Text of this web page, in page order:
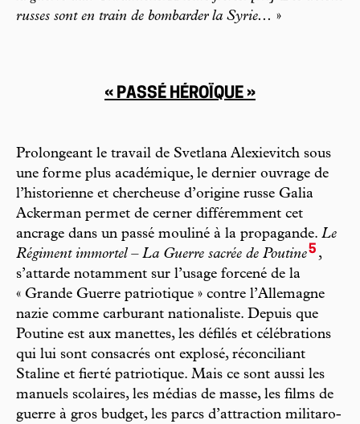
russes sont en train de bombarder la Syrie... »
« PASSÉ HÉROÏQUE »
Prolongeant le travail de Svetlana Alexievitch sous
une forme plus académique, le dernier ouvrage de
l’historienne et chercheuse d’origine russe Galia
Ackerman permet de cerner différemment cet
ancrage dans un passé mouliné à la propagande. Le
Régiment immortel – La Guerre sacrée de Poutine5 ,
s’attarde notamment sur l’usage forcené de la
« Grande Guerre patriotique » contre l’Allemagne
nazie comme carburant nationaliste. Depuis que
Poutine est aux manettes, les défilés et célébrations
qui lui sont consacrés ont explosé, réconciliant
Staline et fierté patriotique. Mais ce sont aussi les
manuels scolaires, les médias de masse, les films de
guerre à gros budget, les parcs d’attraction militaro-